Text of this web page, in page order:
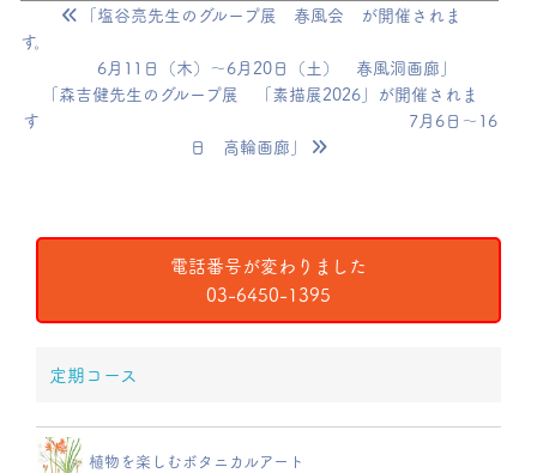
「塩谷亮先生のグループ展 春風会 が開催されま
す。
6月11日（木）〜6月20日（土） 春風洞画廊」
「森吉健先生のグループ展 「素描展2026」が開催されま
す 7月6日〜16
日 高輪画廊」
電話番号が変わりました
03-6450-1395
定期コース
植物を楽しむボタニカルアート